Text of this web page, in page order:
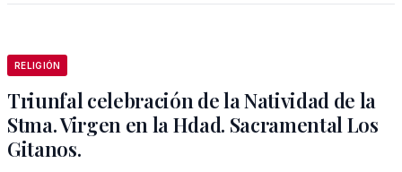
RELIGIÓN
Triunfal celebración de la Natividad de la
Stma. Virgen en la Hdad. Sacramental Los
Gitanos.